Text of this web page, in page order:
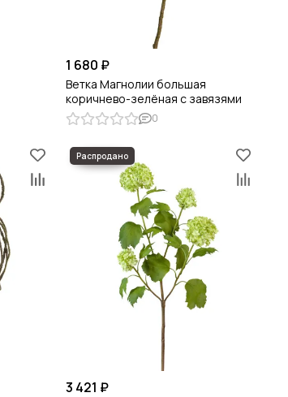
1 680 ₽
Ветка Магнолии большая
коричнево-зелёная с завязями
0
3 421 ₽